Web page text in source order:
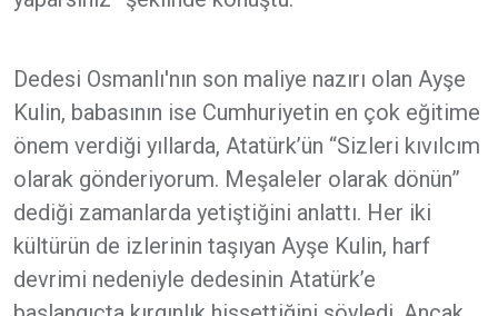
Dedesi Osmanlı'nın son maliye nazırı olan Ayşe
Kulin, babasının ise Cumhuriyetin en çok eğitime
önem verdiği yıllarda, Atatürk’ün “Sizleri kıvılcım
olarak gönderiyorum. Meşaleler olarak dönün”
dediği zamanlarda yetiştiğini anlattı. Her iki
kültürün de izlerinin taşıyan Ayşe Kulin, harf
devrimi nedeniyle dedesinin Atatürk’e